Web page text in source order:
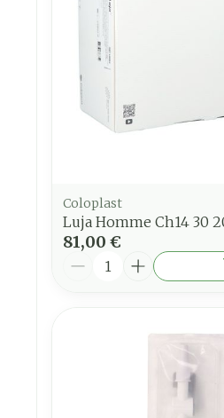
Coloplast
Luja Homme Ch14 30
81,00 €
Quantité